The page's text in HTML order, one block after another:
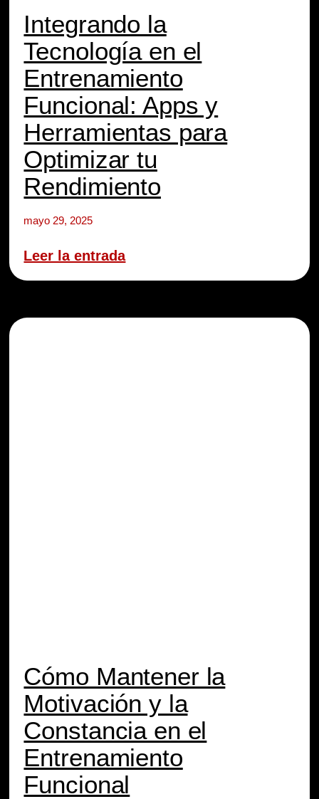
Integrando la
Tecnología en el
Entrenamiento
Funcional: Apps y
Herramientas para
Optimizar tu
Rendimiento
mayo 29, 2025
Leer la entrada
Cómo Mantener la
Motivación y la
Constancia en el
Entrenamiento
Funcional